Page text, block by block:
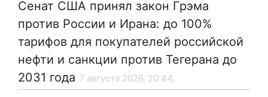
Сенат США принял закон Грэма
против России и Ирана: до 100%
тарифов для покупателей российской
нефти и санкции против Тегерана до
2031 года 7 августа 2026, 20:44,